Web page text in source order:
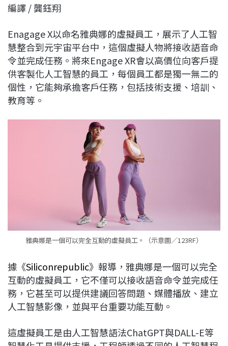
c
b
o
o
k
n
a
d
s
e
d
I
n
L
i
n
k
編譯 / 龔鈺翔
Enagage X以命名雅典娜的虛擬員工，展示了人工智
慧整合到元宇宙平台中，這個虛擬人物將接收語音命
令並完成任務。將來Engage XR會以高價位向客戶提
供客製化人工智慧的員工，每個員工都是獨一無二的
個性，它能夠承擔客戶任務，包括技術支援、培訓、
教育等。
雅典娜是一個可以完全互動的虛擬員工。（示意圖／123RF）
據《Siliconrepublic》報導，雅典娜是一個可以完全
互動的虛擬員工，它不僅可以接收語音命令並完成任
務，它甚至可以提供建議回答問題、媒體播放、建立
人工智慧影像，並與平台重要功能互動。
這虛擬員工是由人工智慧語法ChatGPT與DALL-E等